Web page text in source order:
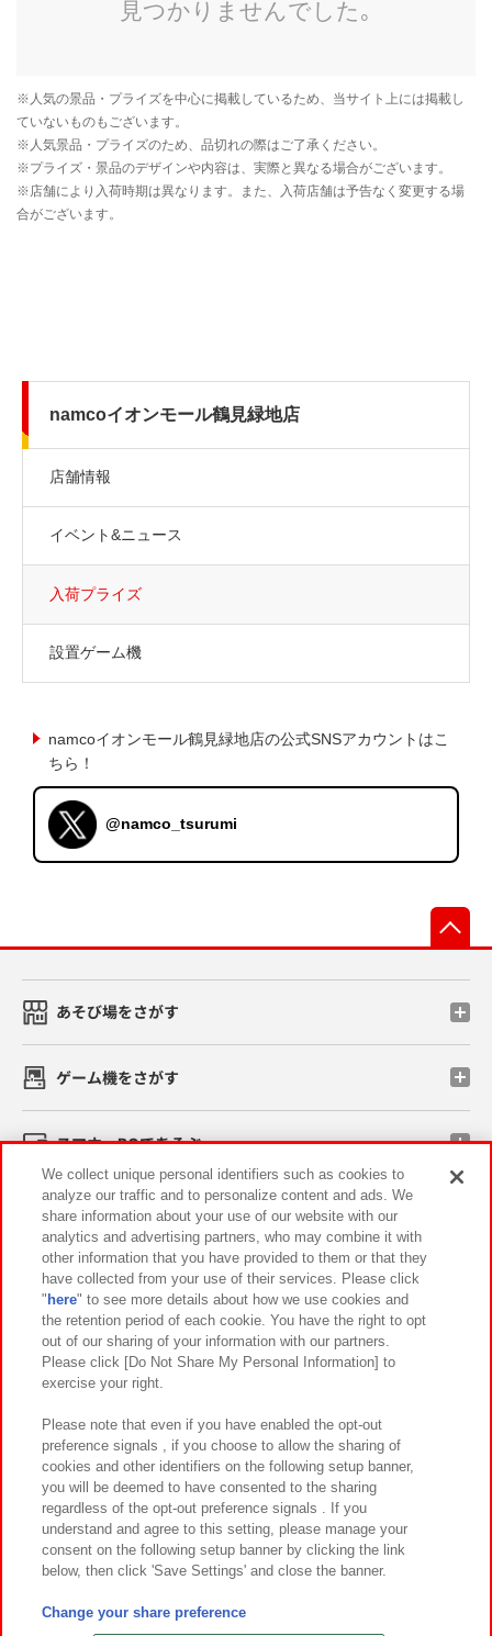
namcoイオンモール鶴見緑地店
店舗情報
イベント&ニュース
入荷プライズ
設置ゲーム機
namcoイオンモール鶴見緑地店の公式SNSアカウントはこ
ちら！
@namco_tsurumi
あそび場をさがす
ゲーム機をさがす
スマホ・PCであそぶ
イベント・キャンペーン
関連会社 サステナビリティ サイトポリシー
プライバシーポリシー ウェブアクセシビリティ方針と検証結果
お取引先さまとともに
カスタマーハラスメント対応方針 よくあるご質問・お問い合わせ
©Bandai Namco Amusement Inc.
©Bandai Namco Amusement Lab Inc.
We collect unique personal identifiers such as cookies to
analyze our traffic and to personalize content and ads. We
share information about your use of our website with our
analytics and advertising partners, who may combine it with
other information that you have provided to them or that they
have collected from your use of their services. Please click
" here" to see more details about how we use cookies and
the retention period of each cookie. You have the right to opt
out of our sharing of your information with our partners.
Please click [Do Not Share My Personal Information] to
exercise your right.
Please note that even if you have enabled the opt-out
preference signals , if you choose to allow the sharing of
cookies and other identifiers on the following setup banner,
you will be deemed to have consented to the sharing
regardless of the opt-out preference signals . If you
understand and agree to this setting, please manage your
consent on the following setup banner by clicking the link
below, then click 'Save Settings' and close the banner.
Change your share preference